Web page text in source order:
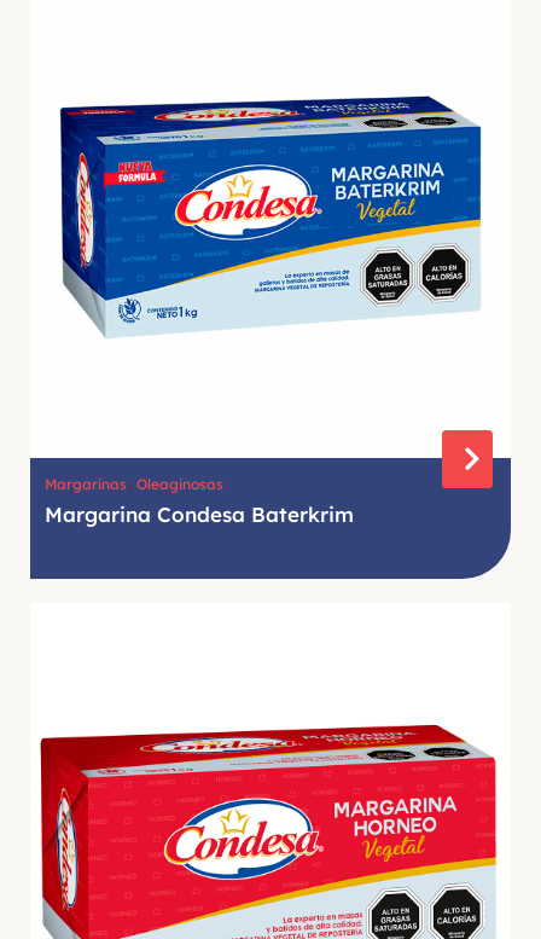
Margarinas, Oleaginosas
Margarina Condesa Baterkrim